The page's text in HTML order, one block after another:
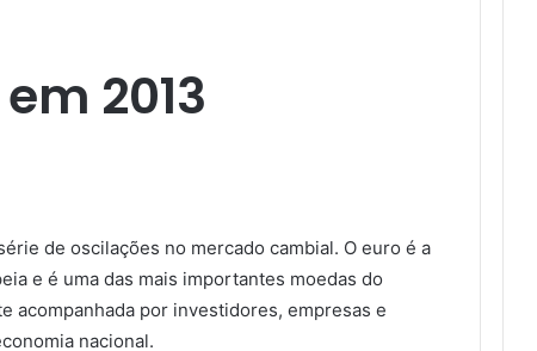
2013​
de oscilações no mercado cambial. O euro é a
e é uma das mais importantes moedas do
acompanhada por investidores, empresas e
nacional.